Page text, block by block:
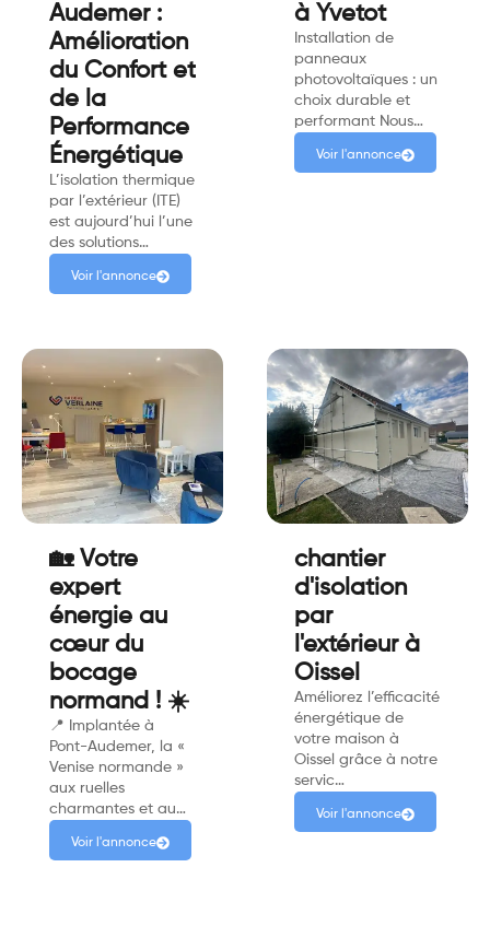
Audemer :
Amélioration
du Confort et
de la
Performance
Énergétique
L’isolation thermique
par l’extérieur (ITE)
est aujourd’hui l’une
des solutions…
Voir l'annonce
à Yvetot
Installation de
panneaux
photovoltaïques : un
choix durable et
performant Nous…
Voir l'annonce
🏡 Votre
expert
énergie au
cœur du
bocage
normand ! ☀️
📍 Implantée à
Pont-Audemer, la «
Venise normande »
aux ruelles
charmantes et au…
Voir l'annonce
chantier
d'isolation
par
l'extérieur à
Oissel
Améliorez l’efficacité
énergétique de
votre maison à
Oissel grâce à notre
servic…
Voir l'annonce